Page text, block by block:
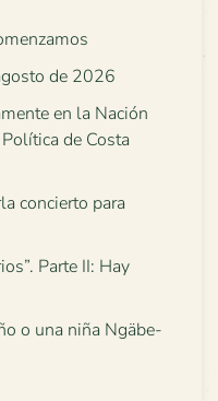
de 2026
en la Nación
de Costa
concierto para
Parte II: Hay
o una niña Ngäbe-